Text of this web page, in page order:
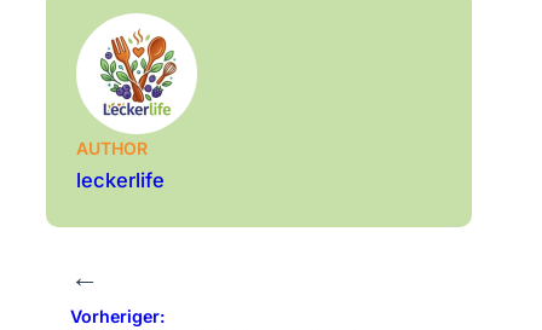
AUTHOR
leckerlife
←
Vorheriger: